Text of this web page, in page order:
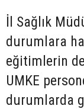
İl Sağlık
durumlara
eğitimlerin
UMKE
durumlarda